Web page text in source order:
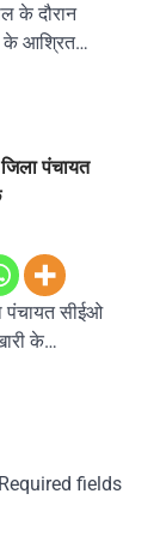
के दौरान
के आश्रित…
पंचायत
पंचायत सीईओ
के…
Required fields